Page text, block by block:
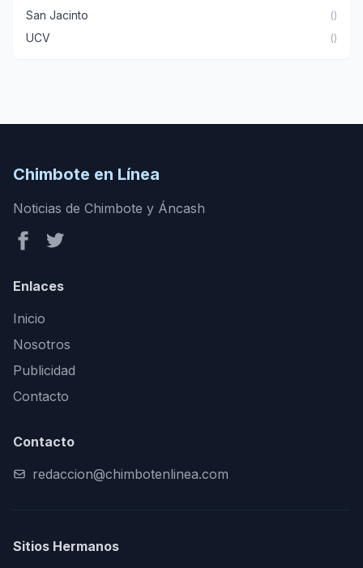
San Jacinto ()
UCV ()
Chimbote en Línea
Noticias de Chimbote y Áncash
Enlaces
Inicio
Nosotros
Publicidad
Contacto
Contacto
redaccion@chimbotenlinea.com
Sitios Hermanos